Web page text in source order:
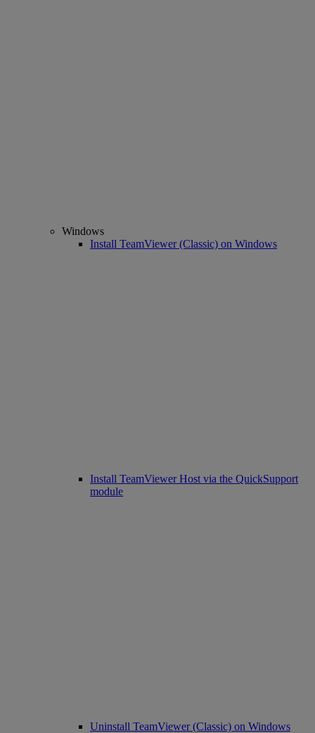
Windows
Install TeamViewer (Classic) on Windows
Install TeamViewer Host via the QuickSupport
module
Uninstall TeamViewer (Classic) on Windows